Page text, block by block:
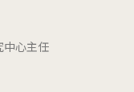
中心主任